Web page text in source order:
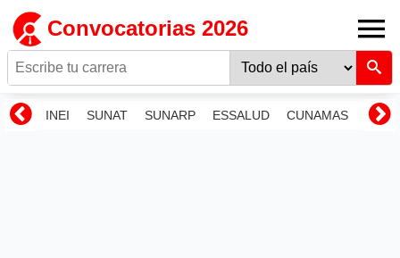
Convocatorias 2026
INEI SUNAT SUNARP ESSALUD CUNAMAS